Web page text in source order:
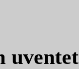
uventet